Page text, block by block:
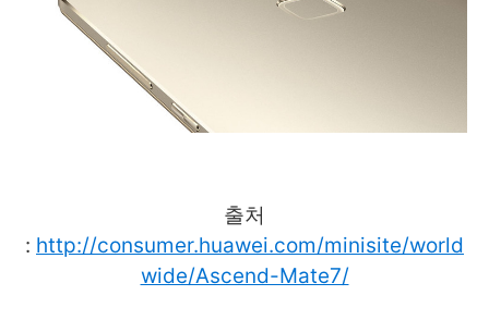
출처
: http://consumer.huawei.com/minisite/world
wide/Ascend-Mate7/